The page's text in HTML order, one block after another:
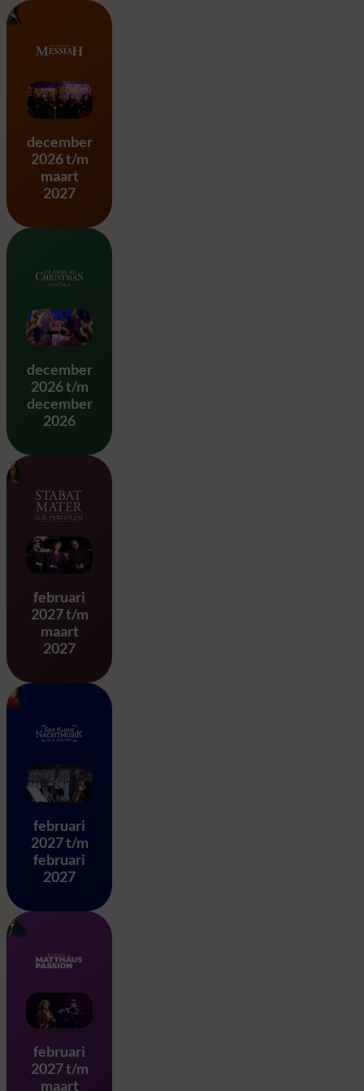
Messiah – G.F. Händel
december
2026 t/m
maart
2027
Classical Christmas
december
2026 t/m
december
2026
Stabat Mater – G.B.
februari
2027 t/m
maart
2027
Eine Kleine Nachtmusik –
februari
2027 t/m
februari
2027
Matthäus Passion – J.S.
februari
2027 t/m
maart